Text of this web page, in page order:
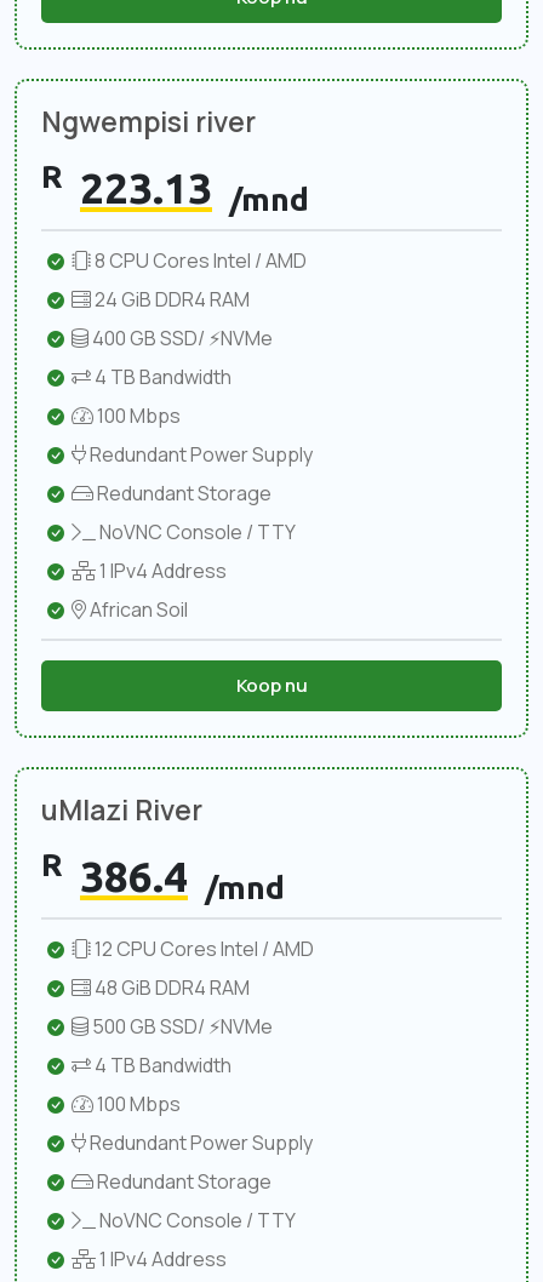
Ngwempisi river
R 223.13 /mnd
8 CPU Cores Intel / AMD
24 GiB DDR4 RAM
400 GB SSD/ ⚡NVMe
4 TB Bandwidth
100 Mbps
Redundant Power Supply
Redundant Storage
NoVNC Console / TTY
1 IPv4 Address
African Soil
Koop nu
uMlazi River
R 386.4 /mnd
12 CPU Cores Intel / AMD
48 GiB DDR4 RAM
500 GB SSD/ ⚡NVMe
4 TB Bandwidth
100 Mbps
Redundant Power Supply
Redundant Storage
NoVNC Console / TTY
1 IPv4 Address